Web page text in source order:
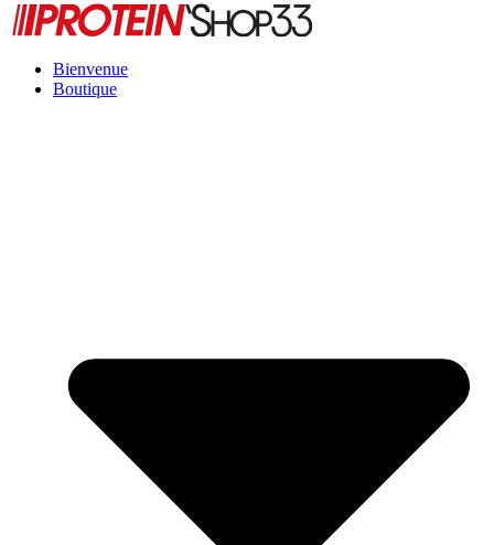
Bienvenue
Boutique